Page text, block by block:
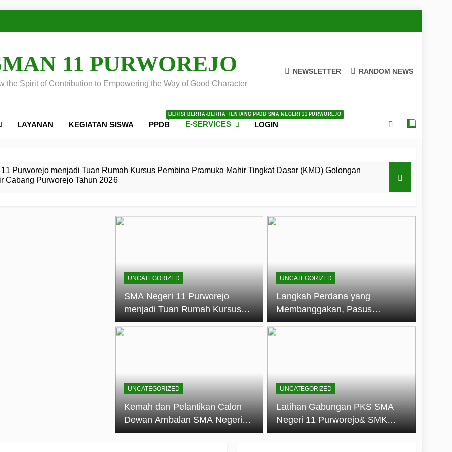
11 PURWOREJO
the Spirit of Contribution to Empowering the Way of Good Character
NEWSLETTER RANDOM NEWS
LAYANAN KEGIATAN SISWA PPDB
BERISI BERITA-BERITA TENTANG PPDB SMA NEGERI 11 PURWOREJO
E-SERVICES LOGIN
Purworejo menjadi Tuan Rumah Kursus Pembina Pramuka Mahir Tingkat Dasar (KMD) Golongan
Cabang Purworejo Tahun 2026
Calon Dewan Ambalan SMA Negeri 11 Purworejo: Membentuk Jiwa Kepemimpinan, Disiplin,
11 Purworejo Sukses Gelar LPBB Jatayudha Open 2 Tahun 2026
Tingkat
Gugus Depan
di LKBB
oleh Pasukan Khusus
11
Negeri 11 Purworejo
menjadi lokasi pelaksanaan
UNCATEGORIZED
SMA Negeri 11 Purworejo
menjadi Tuan Rumah Kursus
Pembina Pramuka Mahir
UNCATEGORIZED
Langkah Perdana yang
Membanggakan, Pasus
Jatayudha Ukir Prestasi di
UNCATEGORIZED
Kemah dan Pelantikan Calon
Dewan Ambalan SMA Negeri
11 Purworejo: Membentuk Jiwa
Kepemimpinan, Disiplin, dan
UNCATEGORIZED
Latihan Gabungan PKS SMA
Negeri 11 Purworejo& SMK
Negeri 6 Purworejo:
Membangun Disiplin,